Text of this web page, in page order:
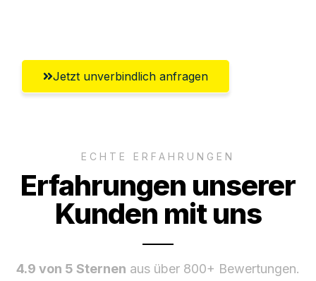
Jetzt unverbindlich anfragen
ECHTE ERFAHRUNGEN
Erfahrungen unserer
Kunden mit uns
4.9 von 5 Sternen aus über 800+ Bewertungen.